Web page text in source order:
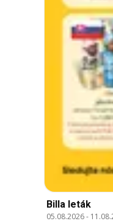
Billa leták
05.08.2026-